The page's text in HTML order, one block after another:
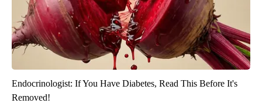
Endocrinologist: If You Have Diabetes, Read This Before It's
Removed!